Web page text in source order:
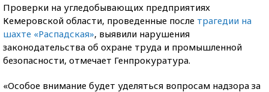
Проверки на угледобывающих предприятиях
Кемеровской области, проведенные после трагедии на
шахте «Распадская», выявили нарушения
законодательства об охране труда и промышленной
безопасности, отмечает Генпрокуратура.
«Особое внимание будет уделяться вопросам надзора за